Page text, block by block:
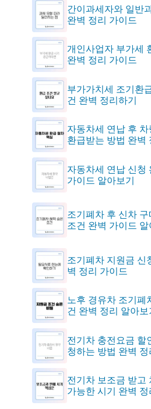
간이과세자와 일반
완벽 정리 가이드
개인사업자 부가세
완벽 정리 가이드
부가가치세 조기환
건 완벽 정리하기
자동차세 연납 후
환급받는 방법 완벽
자동차세 연납 신청
가이드 알아보기
조기폐차 후 신차
조건 완벽 가이드 알
조기폐차 지원금 신
벽 정리 가이드
노후 경유차 조기폐
건 완벽 정리 알아보
전기차 충전요금 할
청하는 방법 완벽 정
전기차 보조금 받고
가능한 시기 완벽 정